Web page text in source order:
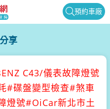
預約車廠
享
C43/儀表故障燈號
#碟盤變型檢查#煞車
燈號#OiCar新北市土